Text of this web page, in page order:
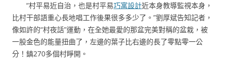
“村平易近自治，也是村平易巧寓設計近本身教導監視本身，
比村干部語重心長地唱工作後果很多多少了。”劉厚斌告知記者，
像如許的“村夜話”運動，在全她最愛的那盆完美對稱的盆栽，被
一股金色的能量扭曲了，左邊的葉子比右邊的長了零點零一公
分！鎮270多個村睜開。